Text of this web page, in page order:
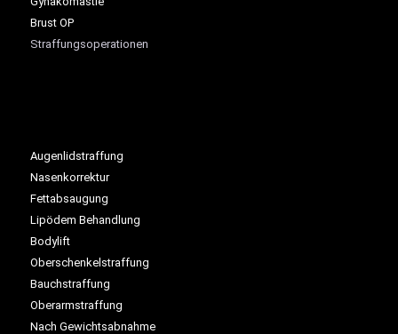
Brust OP
Straffungsoperationen
Augenlidstraffung
Nasenkorrektur
Fettabsaugung
Lipödem Behandlung
Bodylift
Oberschenkelstraffung
Bauchstraffung
Oberarmstraffung
Nach Gewichtsabnahme